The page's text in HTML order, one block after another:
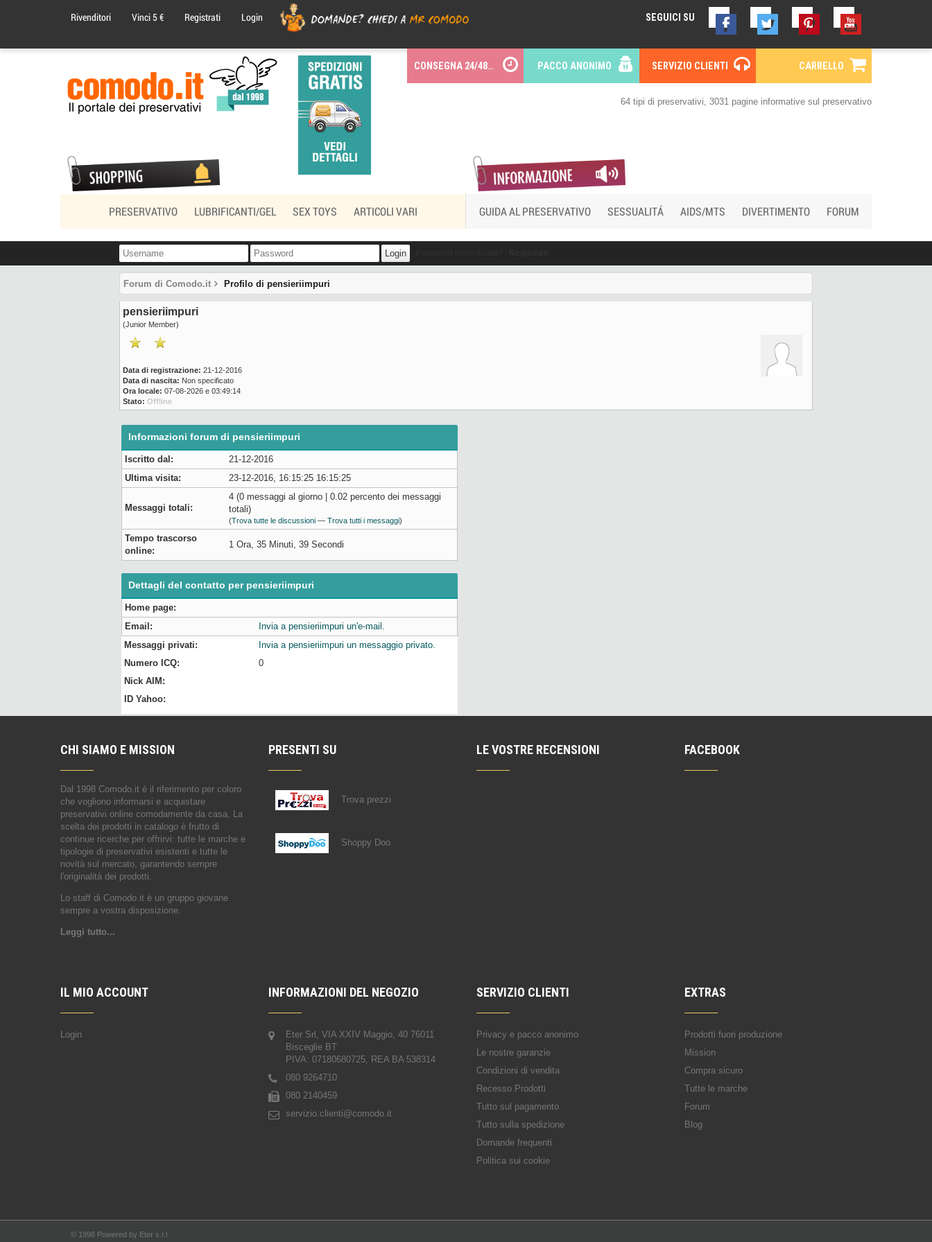
Rivenditori Vinci 5 € Registrati Login
Chiedi
Mr.
SEGUICI SU
CONSEGNA 24/48 ORE PACCO ANONIMO SERVIZIO CLIENTI CARRELLO
64 tipi di preservativi, 3031 pagine informative sul preservativo
PRESERVATIVO LUBRIFICANTI/GEL SEX TOYS ARTICOLI VARI GUIDA AL PRESERVATIVO SESSUALITÁ AIDS/MTS DIVERTIMENTO FORUM
Forum di Comodo.it Profilo di pensieriimpuri
pensieriimpuri
(Junior Member)
Data di registrazione: 21-12-2016
Data di nascita: Non specificato
Ora locale: 07-08-2026 e 03:49:14
Stato: Offline
Informazioni forum di pensieriimpuri
Iscritto dal:
21-12-2016
Ultima visita:
23-12-2016, 16:15:25 16:15:25
Messaggi totali:
4 (0 messaggi al giorno | 0.02 percento dei messaggi
totali)
(Trova tutte le discussioni — Trova tutti i messaggi)
Tempo trascorso
online:
1 Ora, 35 Minuti, 39 Secondi
Dettagli del contatto per pensieriimpuri
Home page:
Email:
Invia a pensieriimpuri un'e-mail.
Messaggi privati:
Invia a pensieriimpuri un messaggio privato.
Numero ICQ:
0
Nick AIM:
ID Yahoo:
CHI SIAMO E MISSION
Dal 1998 Comodo.it è il riferimento per coloro
che vogliono informarsi e acquistare
preservativi online comodamente da casa. La
scelta dei prodotti in catalogo è frutto di
continue ricerche per offrirvi: tutte le marche e
tipologie di preservativi esistenti e tutte le
novità sul mercato, garantendo sempre
l'originalità dei prodotti.
Lo staff di Comodo.it è un gruppo giovane
sempre a vostra disposizione.
Leggi tutto...
PRESENTI SU
Trova prezzi
Shoppy Doo
LE VOSTRE RECENSIONI FACEBOOK
IL MIO ACCOUNT
Login
INFORMAZIONI DEL NEGOZIO
Eter Srl, VIA XXIV Maggio, 40 76011
Bisceglie BT
PIVA: 07180680725, REA BA 538314
080 9264710
080 2140459
servizio.clienti@comodo.it
SERVIZIO CLIENTI
Privacy e pacco anonimo
Le nostre garanzie
Condizioni di vendita
Recesso Prodotti
Tutto sul pagamento
Tutto sulla spedizione
Domande frequenti
Politica sui cookie
EXTRAS
Prodotti fuori produzione
Mission
Compra sicuro
Tutte le marche
Forum
Blog
© 1998 Powered by Eter s.r.l.